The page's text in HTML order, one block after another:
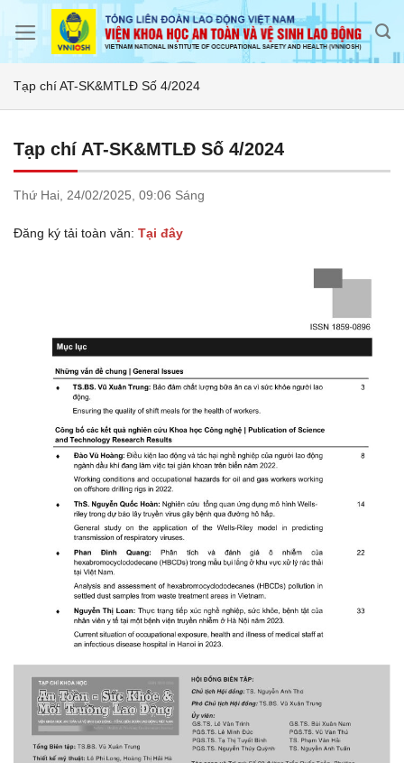
Tạp chí AT-SK&MTLĐ Số 4/2024
Tạp chí AT-SK&MTLĐ Số 4/2024
Thứ Hai, 24/02/2025, 09:06 Sáng
Đăng ký tải toàn văn: Tại đây